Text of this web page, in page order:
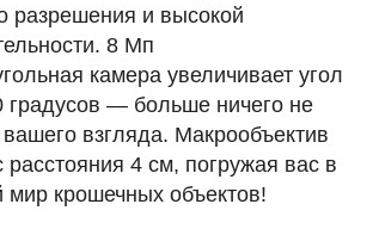
разрешения и высокой
8 Мп
камера увеличивает угол
градусов — больше ничего не
вашего взгляда. Макрообъектив
расстояния 4 см, погружая вас в
мир крошечных объектов!